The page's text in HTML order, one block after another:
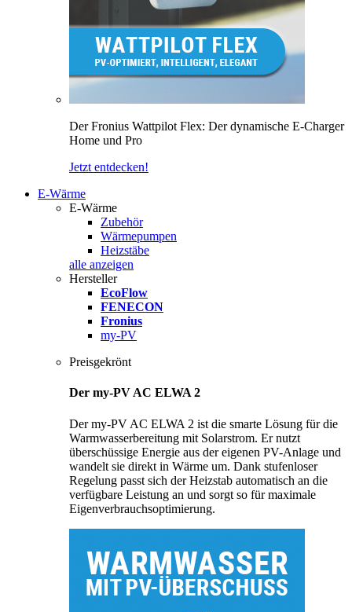
Der Fronius Wattpilot Flex: Der dynamische E-Charger
Home und Pro
Jetzt entdecken!
E-Wärme
E-Wärme
Zubehör
Wärmepumpen
Heizstäbe
alle anzeigen
Hersteller
EcoFlow
FENECON
Fronius
my-PV
Preisgekrönt
Der my-PV AC ELWA 2
Der my-PV AC ELWA 2 ist die smarte Lösung für die
Warmwasserbereitung mit Solarstrom. Er nutzt
überschüssige Energie aus der eigenen PV-Anlage und
wandelt sie direkt in Wärme um. Dank stufenloser
Regelung passt sich der Heizstab automatisch an die
verfügbare Leistung an und sorgt so für maximale
Eigenverbrauchsoptimierung.